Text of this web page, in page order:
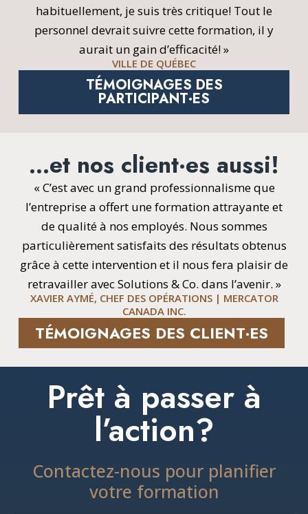
habituellement, je suis très critique! Tout le
personnel devrait suivre cette formation, il y
aurait un gain d’efficacité! »
VILLE DE QUÉBEC
TÉMOIGNAGES DES
PARTICIPANT·ES
…et nos client·es aussi!
« C’est avec un grand professionnalisme que
l’entreprise a offert une formation attrayante et
de qualité à nos employés. Nous sommes
particulièrement satisfaits des résultats obtenus
grâce à cette intervention et il nous fera plaisir de
retravailler avec Solutions & Co. dans l’avenir. »
XAVIER AYMÉ, CHEF DES OPÉRATIONS | MERCATOR
CANADA INC.
TÉMOIGNAGES DES CLIENT·ES
Prêt à passer à
l’action?
Contactez-nous pour planifier
votre formation